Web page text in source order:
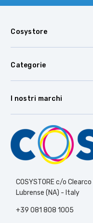
Cosystore
Categorie
I nostri marchi
COSYSTORE c/o
Lubrense (NA) - Italy
+39 081 808 1005